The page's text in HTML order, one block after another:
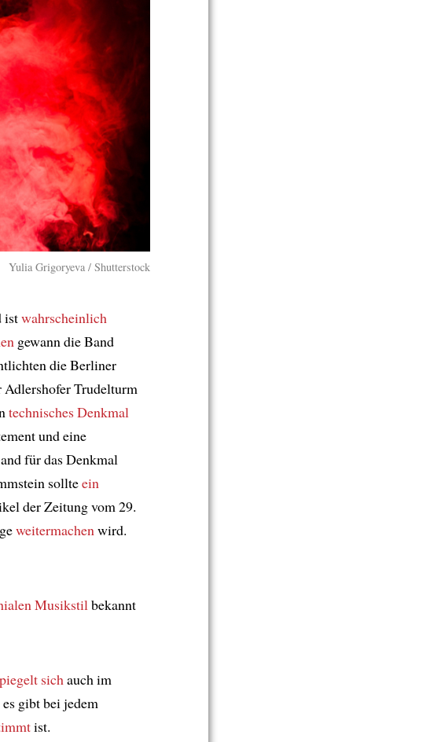
Yulia Grigoryeva / Shutterstock
istwahrscheinlich
gewann die Band
die Berliner
Trudelturm
technisches Denkmal
und eine
für das Denkmal
sollteein
der Zeitung vom 29.
weitermachenwird.
Musikstilbekannt
sichauch im
gibt bei jedem
ist.